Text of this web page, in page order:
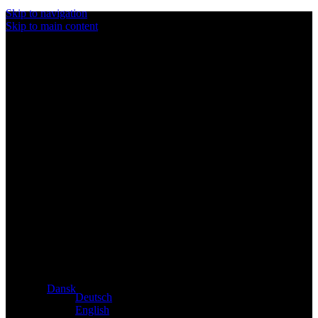
Skip to navigation
Skip to main content
Dansk
Deutsch
English